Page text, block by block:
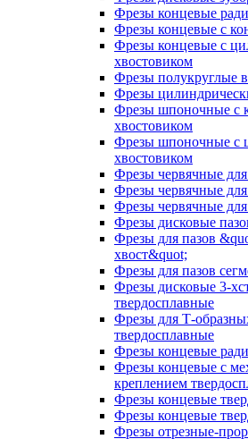
Фрезы концевые
Фрезы концевые с
Фрезы концевые с
хвостовиком
Фрезы полукруглые
Фрезы
Фрезы шпоночные с
хвостовиком
Фрезы шпоночные с
хвостовиком
Фрезы червячные для
Фрезы червячные для
Фрезы червячные
Фрезы дисковые
Фрезы для пазов
хвост&quot;
Фрезы для пазов
Фрезы дисковые 3-
твердосплавные
Фрезы для Т-
твердосплавные
Фрезы концевые
Фрезы концевые с
креплением
Фрезы концевые
Фрезы концевые
Фрезы отрезные-